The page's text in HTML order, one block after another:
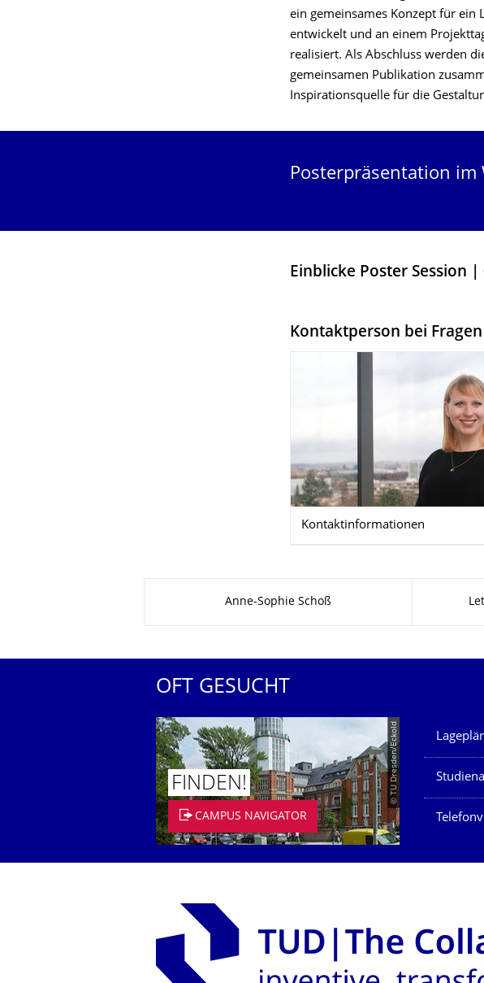
ein gemeinsames Konzept für ein
entwickelt und an einem
realisiert. Als Abschluss werden
gemeinsamen Publikation
Inspirationsquelle für die
Posterpräsentation
Einblicke Poster Session |
Kontaktperson bei Fragen
Kontaktinformationen
Anne-Sophie Schoß
OFT GESUCHT
© TU Dresden/Eckold
FINDEN!
CAMPUS NAVIGATOR